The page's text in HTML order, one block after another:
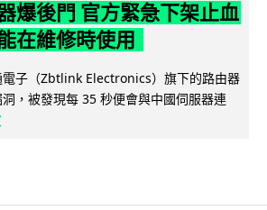
爆後門 官方緊急下架止血
在維修時使用
電子（Zbtlink Electronics）旗下的路由器
，被發現每 35 秒便會與中國伺服器連